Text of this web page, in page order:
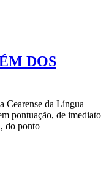
DOS
Cearense da Língua
pontuação, de imediato
do ponto